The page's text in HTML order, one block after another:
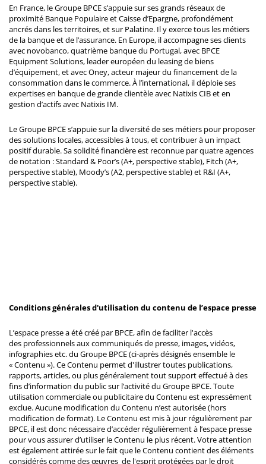
En France, le Groupe BPCE s’appuie sur ses grands réseaux de
proximité Banque Populaire et Caisse d’Epargne, profondément
ancrés dans les territoires, et sur Palatine. Il y exerce tous les métiers
de la banque et de l’assurance. En Europe, il accompagne ses clients
avec novobanco, quatrième banque du Portugal, avec BPCE
Equipment Solutions, leader européen du leasing de biens
d’équipement, et avec Oney, acteur majeur du financement de la
consommation dans le commerce. À l’international, il déploie ses
expertises en banque de grande clientèle avec Natixis CIB et en
gestion d’actifs avec Natixis IM.
Le Groupe BPCE s’appuie sur la diversité de ses métiers pour proposer
des solutions locales, accessibles à tous, et contribuer à un impact
positif durable. Sa solidité financière est reconnue par quatre agences
de notation : Standard & Poor’s (A+, perspective stable), Fitch (A+,
perspective stable), Moody’s (A2, perspective stable) et R&I (A+,
perspective stable).
Conditions générales d'utilisation du contenu de l’espace presse
L’espace presse a été créé par BPCE, afin de faciliter l'accès
des professionnels aux communiqués de presse, images, vidéos,
infographies etc. du Groupe BPCE (ci-après désignés ensemble le
« Contenu »). Ce Contenu permet d'illustrer toutes publications,
rapports, articles, ou plus généralement tout support effectué à des
fins d’information du public sur l’activité du Groupe BPCE. Toute
utilisation commerciale ou publicitaire du Contenu est expressément
exclue. Aucune modification du Contenu n’est autorisée (hors
modification de format). Le Contenu est mis à jour régulièrement par
BPCE, il est donc nécessaire d’accéder régulièrement à l’espace presse
pour vous assurer d’utiliser le Contenu le plus récent. Votre attention
est également attirée sur le fait que le Contenu contient des éléments
considérés comme des œuvres de l'esprit protégées par le droit